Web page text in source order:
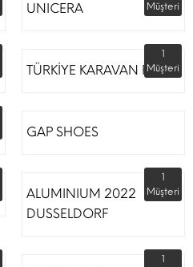
UNICERA
Müşteri
TÜRKİYE KARAVAN FUARI
1
Müşteri
GAP SHOES
ALUMINIUM 2022
DUSSELDORF
1
Müşteri
1